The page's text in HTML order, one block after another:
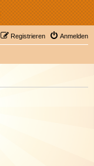
Anmelden
Registrieren